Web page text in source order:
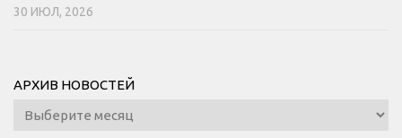
30 ИЮЛ, 2026
АРХИВ НОВОСТЕЙ
Архив
новостей